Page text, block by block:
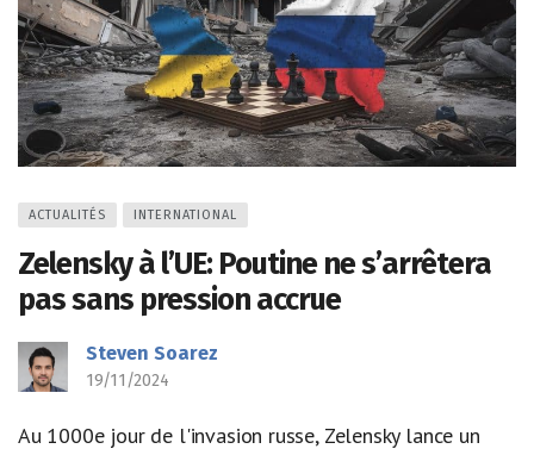
ACTUALITÉS INTERNATIONAL
Zelensky à l’UE: Poutine ne s’arrêtera
pas sans pression accrue
Steven Soarez
19/11/2024
Au 1000e jour de l'invasion russe, Zelensky lance un